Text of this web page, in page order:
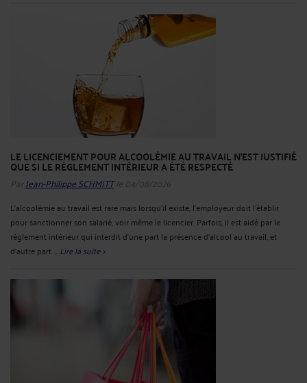
LE LICENCIEMENT POUR ALCOOLÉMIE AU TRAVAIL N'EST JUSTIFIÉ
QUE SI LE RÈGLEMENT INTÉRIEUR A ÉTÉ RESPECTÉ
Par Jean-Philippe SCHMITTle 04/08/2026
L’alcoolémie au travail est rare mais lorsqu’il existe, l’employeur doit l’établir
pour sanctionner son salarié, voir même le licencier. Parfois, il est aidé par le
règlement intérieur qui interdit d’une part la présence d’alcool au travail, et
d’autre part ... Lire la suite >